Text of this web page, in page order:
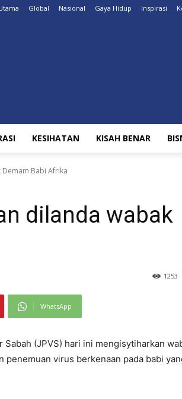
Global Nasional Gaya Hidup Inspirasi
KESIHATAN KISAH BENAR
Babi Afrika
dilanda wabak
1253
WhatsApp
Sabah (JPVS) hari ini mengisytiharkan
penemuan virus berkenaan pada babi